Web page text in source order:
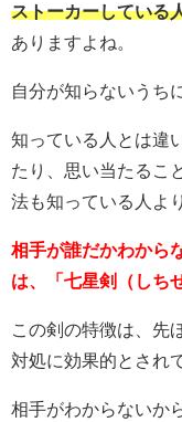
ストーカーしている
ありますよね。
自分が知らないうち
知っている人とは違
たり、思い当たるこ
法も知っている人よ
相手が誰だかわから
は、
「七星剣（しち
この剣の特徴は、先
対処に効果的とされ
相手がわからないか